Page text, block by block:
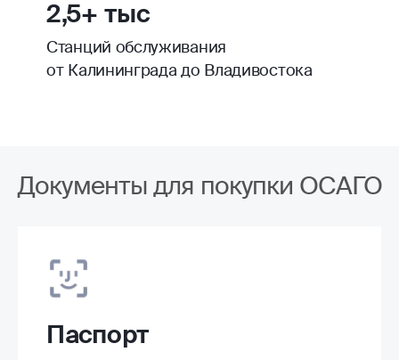
2,5+ тыс
Станций обслуживания
от Калининграда до Владивостока
Документы для покупки ОСАГО
Паспорт